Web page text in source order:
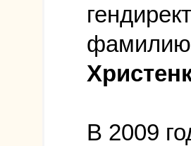
В 2009